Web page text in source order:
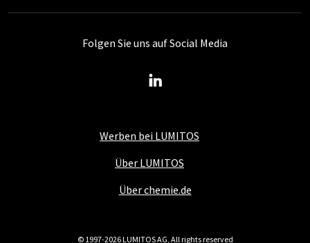
Werben bei LUMITOS
Über LUMITOS
Über chemie.de
Folgen Sie uns auf Social Media
© 1997-2026 LUMITOS AG, All rights reserved